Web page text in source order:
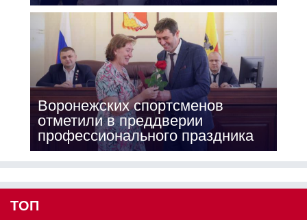
Воронежских спортсменов
отметили в преддверии
профессионального праздника
ТОП